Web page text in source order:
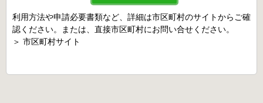
利用方法や申請必要書類など、詳細は市区町村のサイトからご確
認ください。または、直接市区町村にお問い合せください。
＞ 市区町村サイト